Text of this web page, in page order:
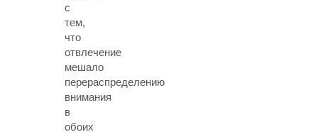
с
тем,
что
отвлечение
мешало
перераспределению
внимания
в
обоих